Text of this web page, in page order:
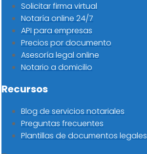
Solicitar firma virtual
Notaría online 24/7
API para empresas
Precios por documento
Asesoría legal online
Notario a domicilio
Recursos
Blog de servicios notariales
Preguntas frecuentes
Plantillas de documentos legales